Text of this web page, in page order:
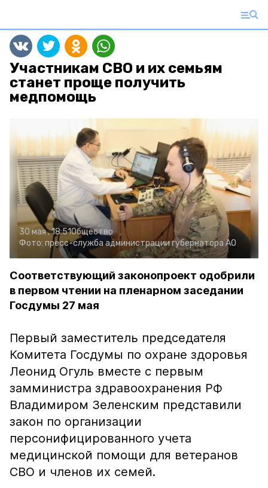
Участникам СВО и их семьям
станет проще получить
медпомощь
30 мая , 18:51Общество
Фото: пресс-служба администрации губернатора АО
Соответствующий законопроект одобрили
в первом чтении на пленарном заседании
Госдумы 27 мая
Первый заместитель председателя
Комитета Госдумы по охране здоровья
Леонид Огуль вместе с первым
замминистра здравоохранения РФ
Владимиром Зеленским представили
закон по организации
персонифицированного учета
медицинской помощи для ветеранов
СВО и членов их семей.